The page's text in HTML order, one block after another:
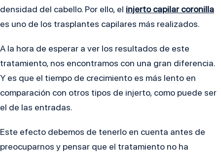
densidad del cabello. Por ello, el injerto capilar coronilla
es uno de los trasplantes capilares más realizados.
A la hora de esperar a ver los resultados de este
tratamiento, nos encontramos con una gran diferencia.
Y es que el tiempo de crecimiento es más lento en
comparación con otros tipos de injerto, como puede ser
el de las entradas.
Este efecto debemos de tenerlo en cuenta antes de
preocuparnos y pensar que el tratamiento no ha